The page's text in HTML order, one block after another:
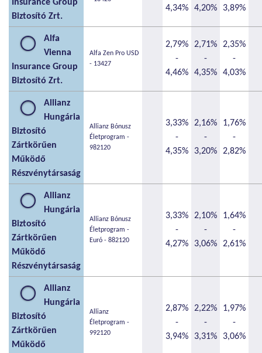
Insurance Group
Biztosító Zrt.
4,34% 4,20% 3,89%
Alfa
Vienna
Insurance Group
Biztosító Zrt.
Alfa Zen Pro USD
- 13427
2,79%
-
4,46%
2,71%
-
4,35%
2,35%
-
4,03%
Allianz
Hungária
Biztosító
Zártkörűen
Működő
Részvénytársaság
Allianz Bónusz
Életprogram -
982120
3,33%
-
4,35%
2,16%
-
3,20%
1,76%
-
2,82%
Allianz
Hungária
Biztosító
Zártkörűen
Működő
Részvénytársaság
Allianz Bónusz
Életprogram -
Euró - 882120
3,33%
-
4,27%
2,10%
-
3,06%
1,64%
-
2,61%
Allianz
Hungária
Biztosító
Zártkörűen
Működő
Allianz
Életprogram -
992120
2,87%
-
3,94%
2,22%
-
3,31%
1,97%
-
3,06%